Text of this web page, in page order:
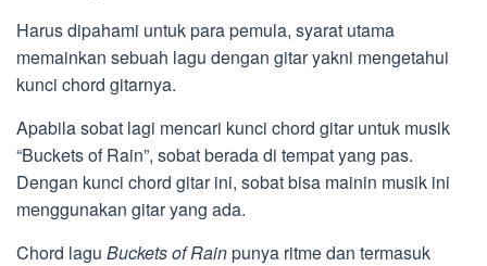
Harus dipahami untuk para pemula, syarat utama
memainkan sebuah lagu dengan gitar yakni mengetahui
kunci chord gitarnya.
Apabila sobat lagi mencari kunci chord gitar untuk musik
“Buckets of Rain”, sobat berada di tempat yang pas.
Dengan kunci chord gitar ini, sobat bisa mainin musik ini
menggunakan gitar yang ada.
Chord lagu Buckets of Rainpunya ritme dan termasuk